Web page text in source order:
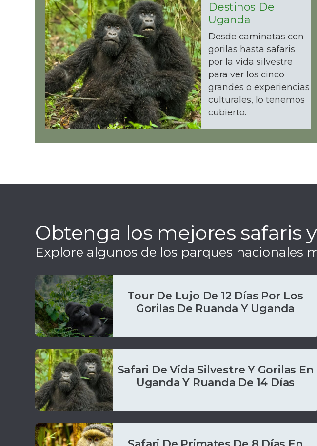
Destinos De
Uganda
Desde caminatas con
gorilas hasta safaris
por la vida silvestre
para ver los cinco
grandes o experiencias
culturales, lo tenemos
cubierto.
Obtenga los mejores safaris
Explore algunos de los parques nacionales
Tour De Lujo De 12 Días Por Los
Gorilas De Ruanda Y Uganda
Safari De Vida Silvestre Y Gorilas En
Uganda Y Ruanda De 14 Días